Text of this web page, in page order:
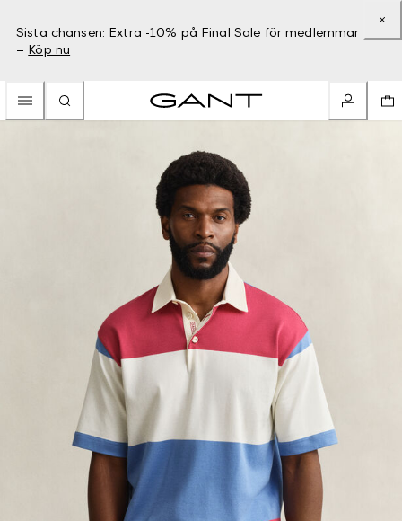
Sista chansen: Extra -10% på Final Sale för medlemmar
– Köp nu